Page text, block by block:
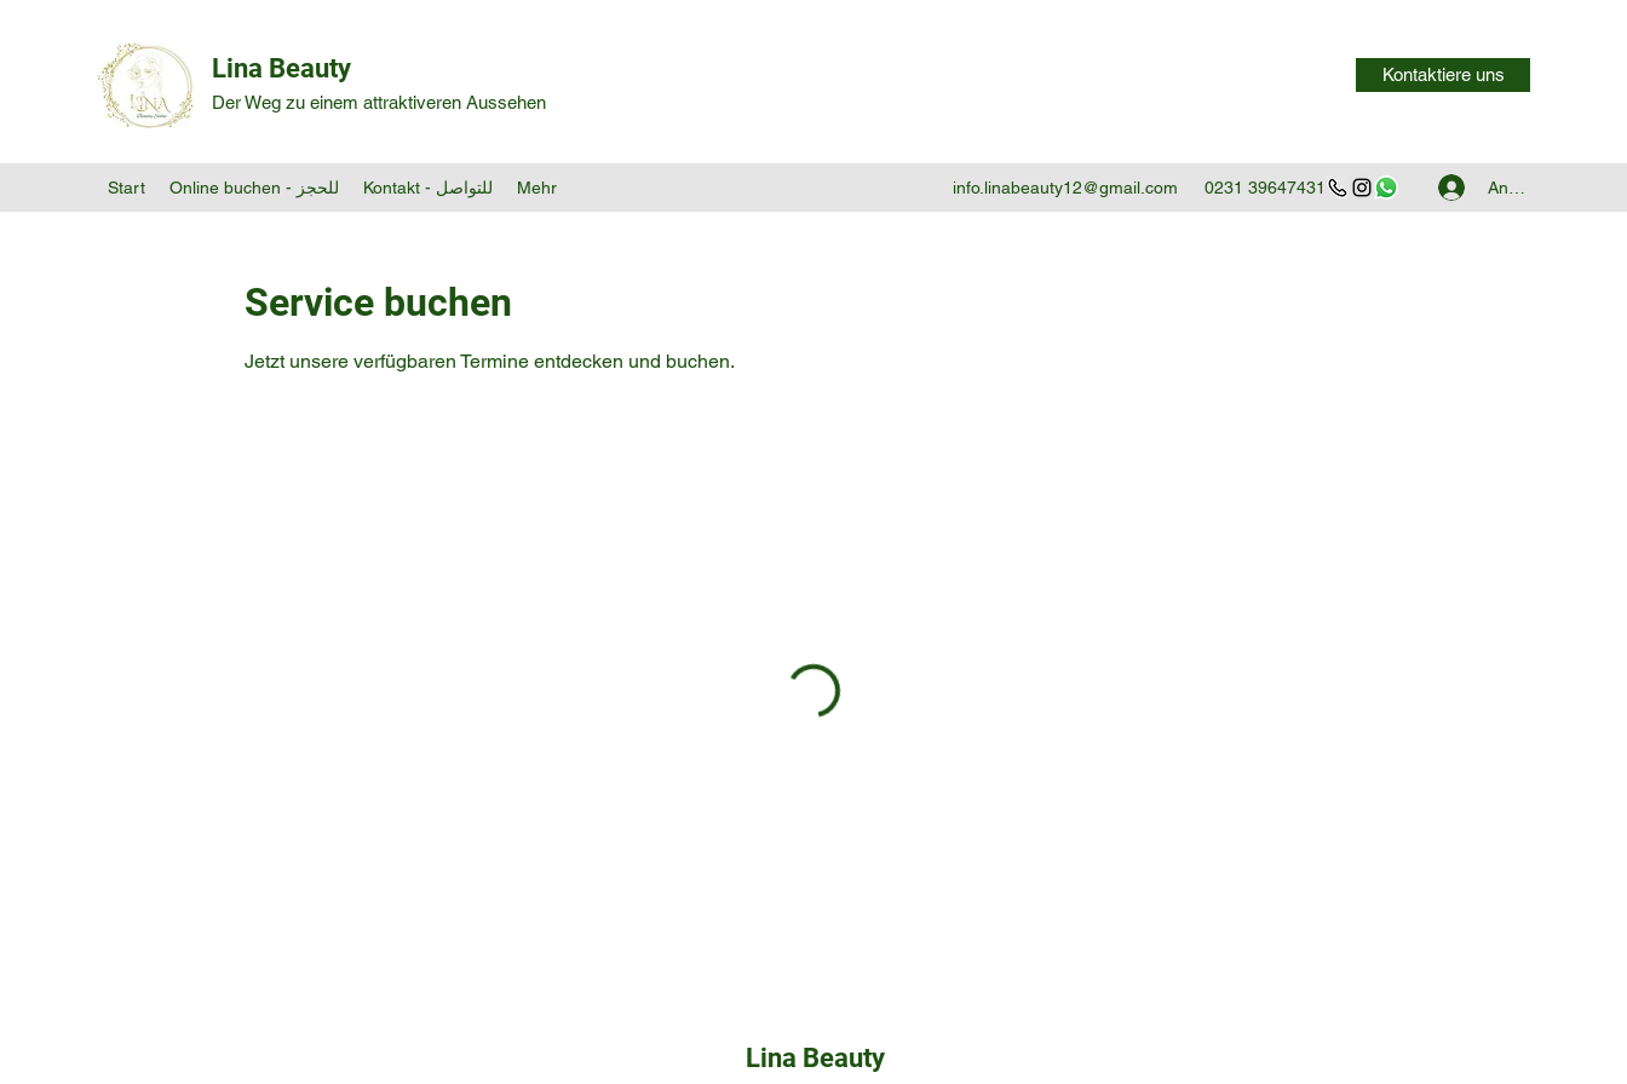
Lina Beauty
Der Weg zu einem attraktiveren Aussehen
Kontaktiere uns
Start Online buchen - للحجز Kontakt - للتواصل Mehr info.linabeauty12@gmail.com 0231 39647431 Anmelden
Service buchen
Jetzt unsere verfügbaren Termine entdecken und buchen.
Lina Beauty